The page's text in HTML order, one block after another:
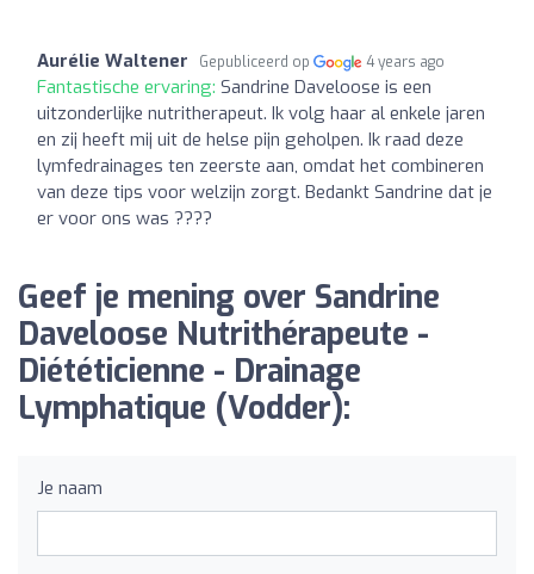
Aurélie Waltener Gepubliceerd op 4 years ago
Fantastische ervaring: Sandrine Daveloose is een
uitzonderlijke nutritherapeut. Ik volg haar al enkele jaren
en zij heeft mij uit de helse pijn geholpen. Ik raad deze
lymfedrainages ten zeerste aan, omdat het combineren
van deze tips voor welzijn zorgt. Bedankt Sandrine dat je
er voor ons was ????
Geef je mening over Sandrine
Daveloose Nutrithérapeute -
Diététicienne - Drainage
Lymphatique (Vodder):
Je naam